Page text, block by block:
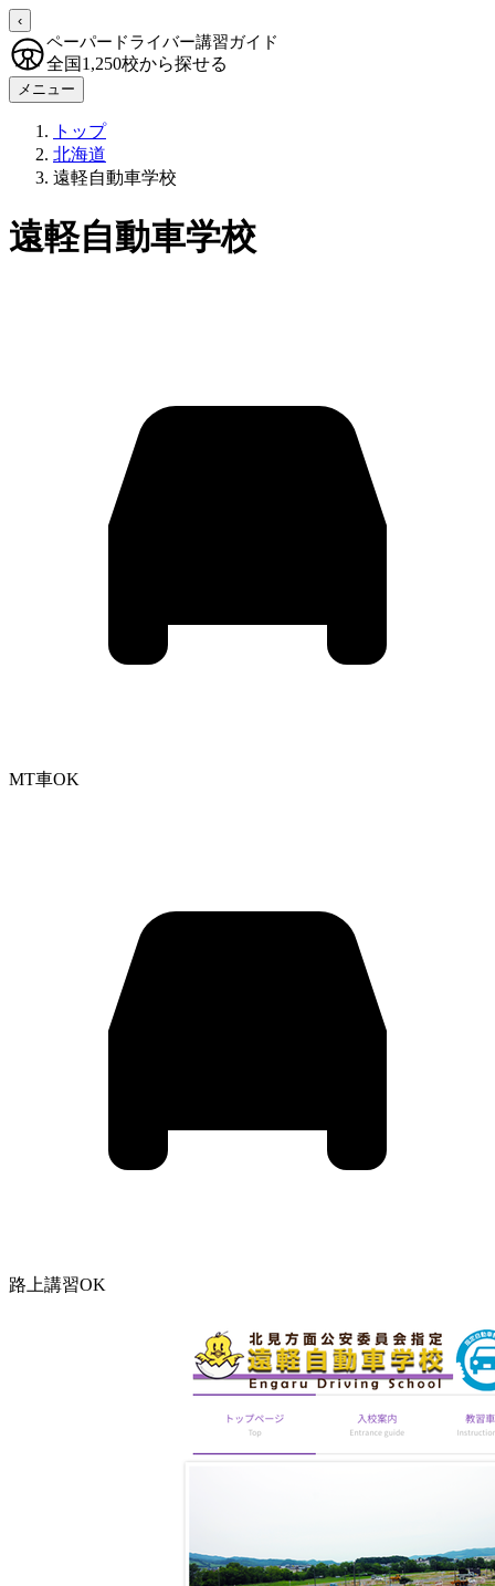
‹
ペーパードライバー講習ガイド
全国1,250校から探せる
メニュー
トップ
北海道
遠軽自動車学校
遠軽自動車学校
MT車OK
路上講習OK